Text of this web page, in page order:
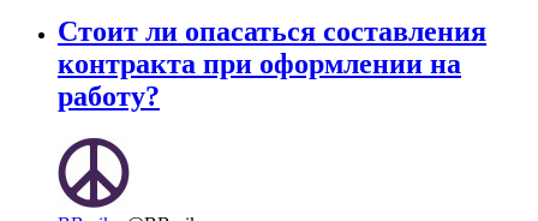
Стоит ли опасаться составления
контракта при оформлении на
работу?